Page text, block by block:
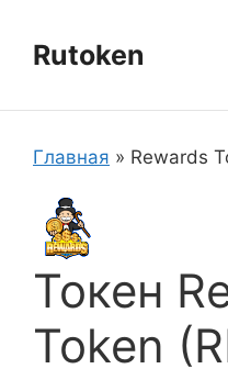
содержимому
Rutoken
Главная » Rewards
Токен
Token